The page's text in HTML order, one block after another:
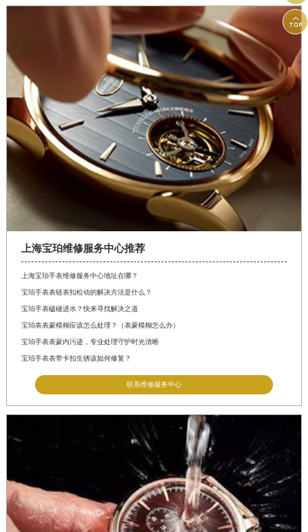
上海宝珀维修服务中心推荐
上海宝珀手表维修服务中心地址在哪？
宝珀手表表链表扣松动的解决方法是什么？
宝珀手表磕碰进水？快来寻找解决之道
宝珀表表蒙模糊应该怎么处理？（表蒙模糊怎么办）
宝珀手表表蒙内污迹，专业处理守护时光清晰
宝珀手表表带卡扣生锈该如何修复？
联系维修服务中心
